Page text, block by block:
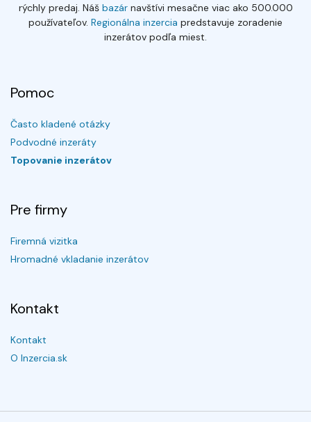
rýchly predaj. Náš bazárnavštívi mesačne viac ako 500.000
používateľov. Regionálna inzercia predstavuje zoradenie
inzerátov podľa miest.
Pomoc
Často kladené otázky
Podvodné inzeráty
Topovanie inzerátov
Pre firmy
Firemná vizitka
Hromadné vkladanie inzerátov
Kontakt
Kontakt
O Inzercia.sk